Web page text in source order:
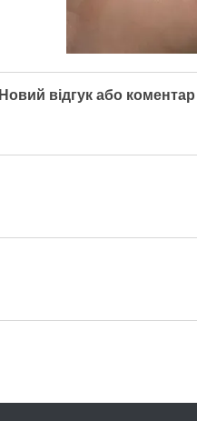
Новий відгук або коментар